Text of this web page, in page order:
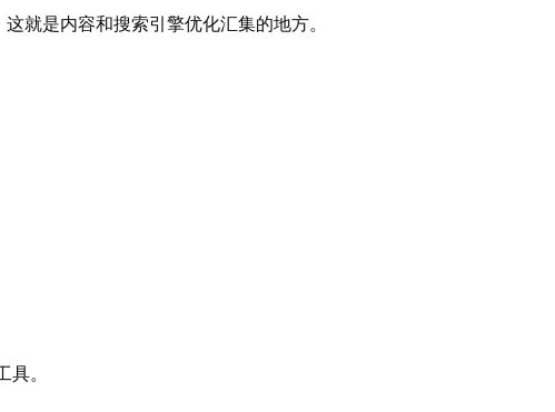
就是内容和搜索引擎优化汇集的地方。
。